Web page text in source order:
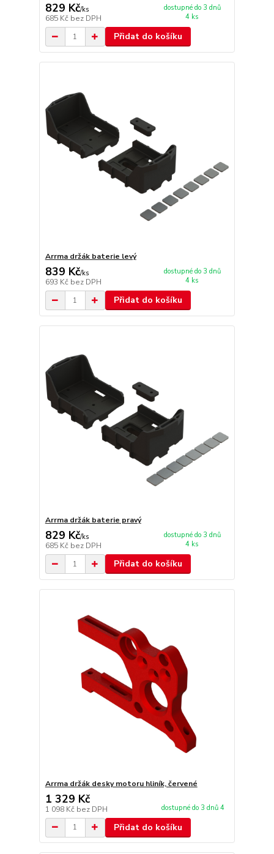
829 Kč/ks
685 Kč bez DPH
dostupné do 3 dnů
4 ks
Přidat do košíku
Arrma držák baterie levý
839 Kč/ks
693 Kč bez DPH
dostupné do 3 dnů
4 ks
Přidat do košíku
Arrma držák baterie pravý
829 Kč/ks
685 Kč bez DPH
dostupné do 3 dnů
4 ks
Přidat do košíku
Arrma držák desky motoru hliník, červené
1 329 Kč
1 098 Kč bez DPH dostupné do 3 dnů 4
Přidat do košíku